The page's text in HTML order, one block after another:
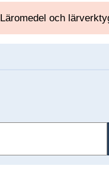
Läromedel och